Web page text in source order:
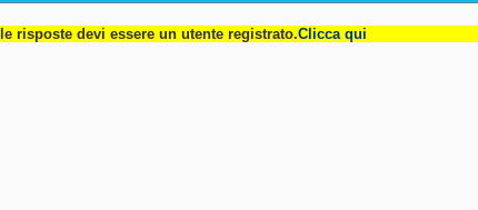
risposte devi essere un utente registrato.Clicca qui